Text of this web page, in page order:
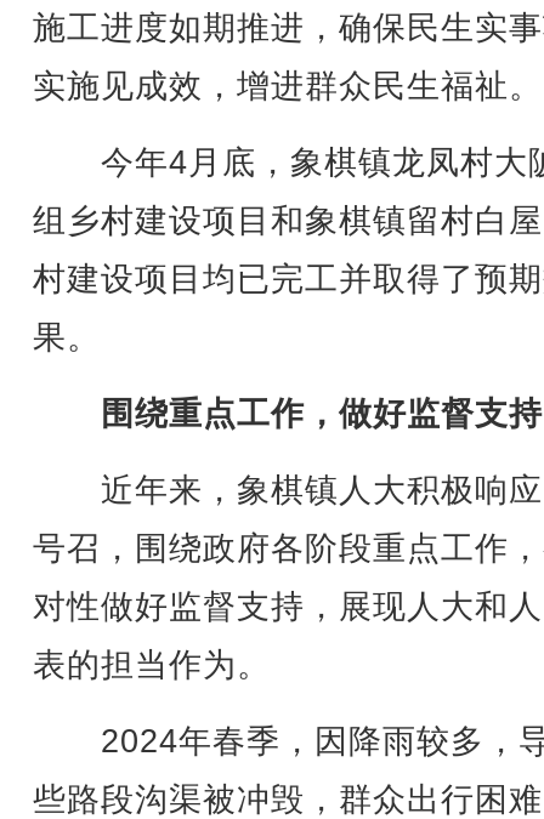
施工进度如期推进，确保民生实
实施见成效，增进群众民生福祉。
今年4月底，象棋镇龙凤村大
组乡村建设项目和象棋镇留村白
村建设项目均已完工并取得了预
果。
围绕重点工作，做好监督支持
近年来，象棋镇人大积极响
号召，围绕政府各阶段重点工作
对性做好监督支持，展现人大和
表的担当作为。
2024年春季，因降雨较多，
些路段沟渠被冲毁，群众出行困